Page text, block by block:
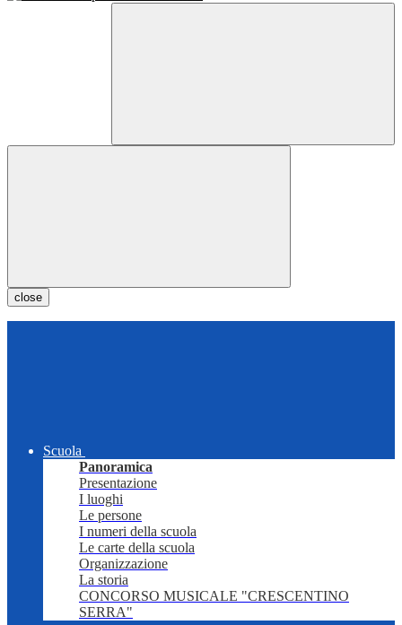
close
Scuola
Panoramica
Presentazione
I luoghi
Le persone
I numeri della scuola
Le carte della scuola
Organizzazione
La storia
CONCORSO MUSICALE "CRESCENTINO
SERRA"